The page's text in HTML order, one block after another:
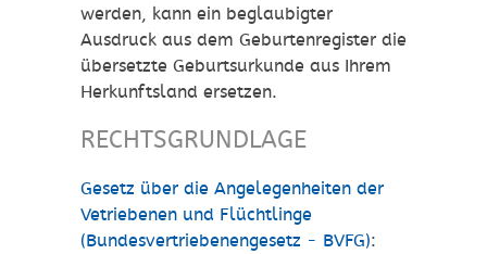
werden, kann ein beglaubigter
Ausdruck aus dem Geburtenregister die
übersetzte Geburtsurkunde aus Ihrem
Herkunftsland ersetzen.
RECHTSGRUNDLAGE
Gesetz über die Angelegenheiten der
Vetriebenen und Flüchtlinge
(Bundesvertriebenengesetz - BVFG):